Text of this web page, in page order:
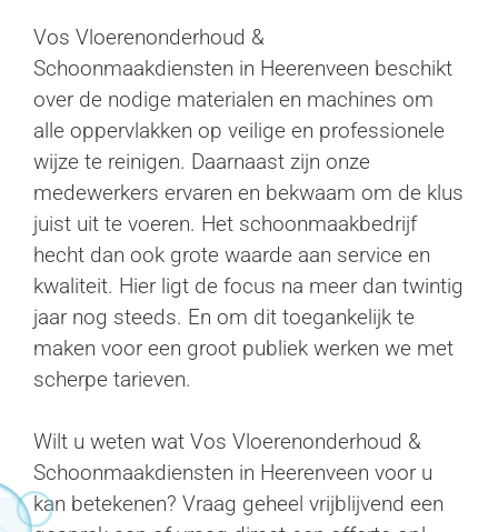
Vos Vloerenonderhoud &
Schoonmaakdiensten in Heerenveen beschikt
over de nodige materialen en machines om
alle oppervlakken op veilige en professionele
wijze te reinigen. Daarnaast zijn onze
medewerkers ervaren en bekwaam om de klus
juist uit te voeren. Het schoonmaakbedrijf
hecht dan ook grote waarde aan service en
kwaliteit. Hier ligt de focus na meer dan twintig
jaar nog steeds. En om dit toegankelijk te
maken voor een groot publiek werken we met
scherpe tarieven.
Wilt u weten wat Vos Vloerenonderhoud &
Schoonmaakdiensten in Heerenveen voor u
kan betekenen? Vraag geheel vrijblijvend een